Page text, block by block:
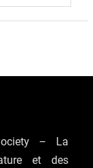
– La
et des